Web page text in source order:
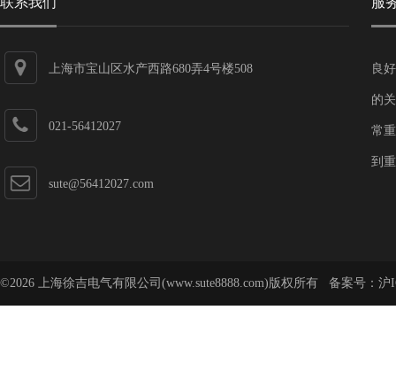
上海市宝山区水产西路680弄4号楼508
021-56412027
sute@56412027.com
良
的
常
到
©2026 上海徐吉电气有限公司(www.sute8888.com)版权所有 备案号： 沪